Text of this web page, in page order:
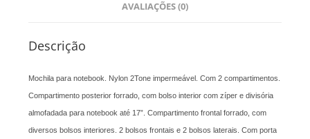
AVALIAÇÕES (0)
Descrição
Mochila para notebook. Nylon 2Tone impermeável. Com 2 compartimentos.
Compartimento posterior forrado, com bolso interior com zíper e divisória
almofadada para notebook até 17”. Compartimento frontal forrado, com
diversos bolsos interiores. 2 bolsos frontais e 2 bolsos laterais. Com porta